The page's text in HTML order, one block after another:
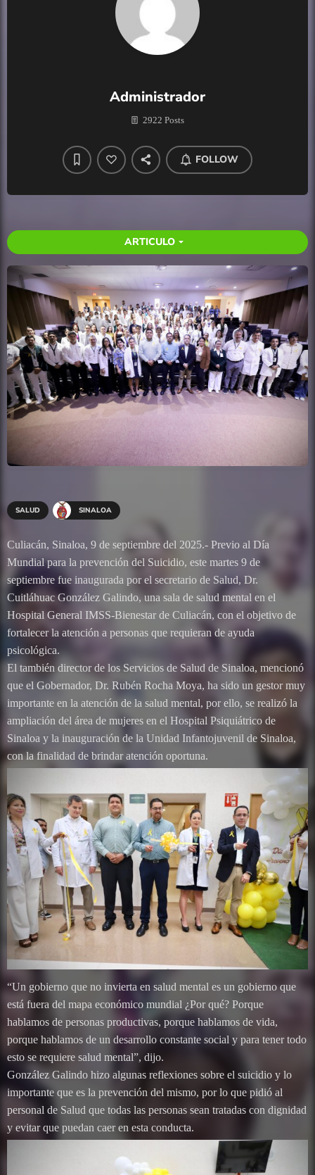
Administrador
2922 Posts
FOLLOW
ARTICULO arrow_drop_down
SALUD SINALOA
Culiacán, Sinaloa, 9 de septiembre del 2025.- Previo al Día
Mundial para la prevención del Suicidio, este martes 9 de
septiembre fue inaugurada por el secretario de Salud, Dr.
Cuitláhuac González Galindo, una sala de salud mental en el
Hospital General IMSS-Bienestar de Culiacán, con el objetivo de
fortalecer la atención a personas que requieran de ayuda
psicológica.
El también director de los Servicios de Salud de Sinaloa, mencionó
que el Gobernador, Dr. Rubén Rocha Moya, ha sido un gestor muy
importante en la atención de la salud mental, por ello, se realizó la
ampliación del área de mujeres en el Hospital Psiquiátrico de
Sinaloa y la inauguración de la Unidad Infantojuvenil de Sinaloa,
con la finalidad de brindar atención oportuna.
“Un gobierno que no invierta en salud mental es un gobierno que
está fuera del mapa económico mundial ¿Por qué? Porque
hablamos de personas productivas, porque hablamos de vida,
porque hablamos de un desarrollo constante social y para tener todo
esto se requiere salud mental”, dijo.
González Galindo hizo algunas reflexiones sobre el suicidio y lo
importante que es la prevención del mismo, por lo que pidió al
personal de Salud que todas las personas sean tratadas con dignidad
y evitar que puedan caer en esta conducta.